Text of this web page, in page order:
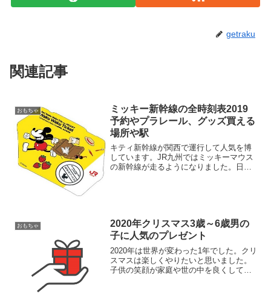
getraku
関連記事
おもちゃ
ミッキー新幹線の全時刻表2019
予約やプラレール、グッズ買える
場所や駅
キティ新幹線が関西で運行して人気を博
しています。JR九州ではミッキーマウス
の新幹線が走るようになりました。日程
おもちゃ
2020年クリスマス3歳～6歳男の
子に人気のプレゼント
2020年は世界が変わった1年でした。クリ
スマスは楽しくやりたいと思いました。
子供の笑顔が家庭や世の中を良くしてく